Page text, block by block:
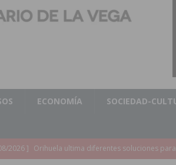
ECONOMÍA SOCIEDAD-
2026 ] Torrevieja presenta su programación de